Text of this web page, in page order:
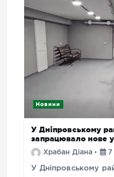
Новини
У Дніпровському
запрацювало нове
Храбан Діана 7
У Дніпровському